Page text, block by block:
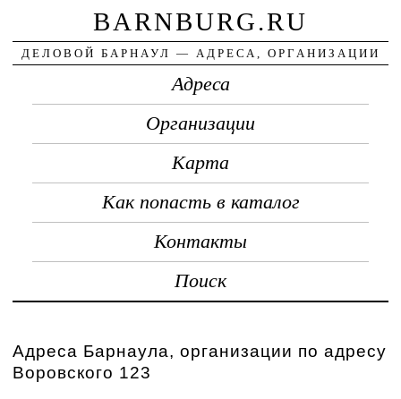
BARNBURG.RU
ДЕЛОВОЙ БАРНАУЛ — АДРЕСА, ОРГАНИЗАЦИИ
Адреса
Организации
Карта
Как попасть в каталог
Контакты
Поиск
Адреса Барнаула, организации по адресу
Воровского 123